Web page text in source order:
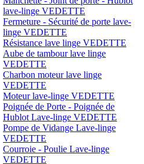
lave-linge VEDETTE
Fermeture - Sécurité de porte lave-
linge VEDETTE
Résistance lave linge VEDETTE
Aube de tambour lave linge
VEDETTE
Charbon moteur lave linge
VEDETTE
Moteur lave-linge VEDETTE
Poignée de Porte - Poignée de
Hublot Lave-linge VEDETTE
Pompe de Vidange Lave-linge
VEDETTE
Courroie - Poulie Lave-linge
VEDETTE